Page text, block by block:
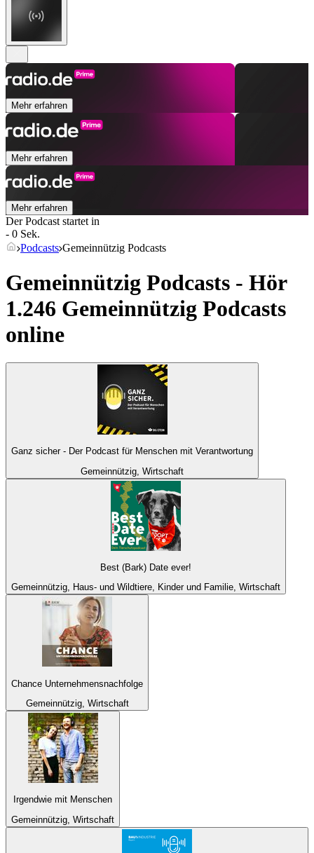
Mehr erfahren
Mehr erfahren
Mehr erfahren
Der Podcast startet in
- 0 Sek.
Podcasts Gemeinnützig Podcasts
Gemeinnützig Podcasts - Hör
1.246 Gemeinnützig Podcasts
online
Ganz sicher - Der Podcast für Menschen mit Verantwortung
Gemeinnützig, Wirtschaft
Best (Bark) Date ever!
Gemeinnützig, Haus- und Wildtiere, Kinder und Familie, Wirtschaft
Chance Unternehmensnachfolge
Gemeinnützig, Wirtschaft
Irgendwie mit Menschen
Gemeinnützig, Wirtschaft